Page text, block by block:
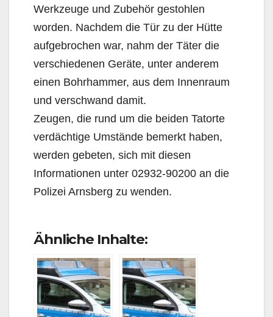
Werkzeuge und Zubehör gestohlen
worden. Nachdem die Tür zu der Hütte
aufgebrochen war, nahm der Täter die
verschiedenen Geräte, unter anderem
einen Bohrhammer, aus dem Innenraum
und verschwand damit.
Zeugen, die rund um die beiden Tatorte
verdächtige Umstände bemerkt haben,
werden gebeten, sich mit diesen
Informationen unter 02932-90200 an die
Polizei Arnsberg zu wenden.
Ähnliche Inhalte: